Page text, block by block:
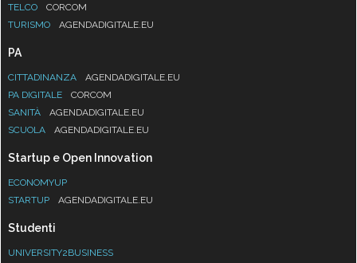
TELCO
CORCOM
TURISMO
AGENDADIGITALE.EU
PA
CITTADINANZA
AGENDADIGITALE.EU
PA DIGITALE
CORCOM
SANITÀ
AGENDADIGITALE.EU
SCUOLA
AGENDADIGITALE.EU
Startup e Open Innovation
ECONOMYUP
STARTUP
AGENDADIGITALE.EU
Studenti
UNIVERSITY2BUSINESS